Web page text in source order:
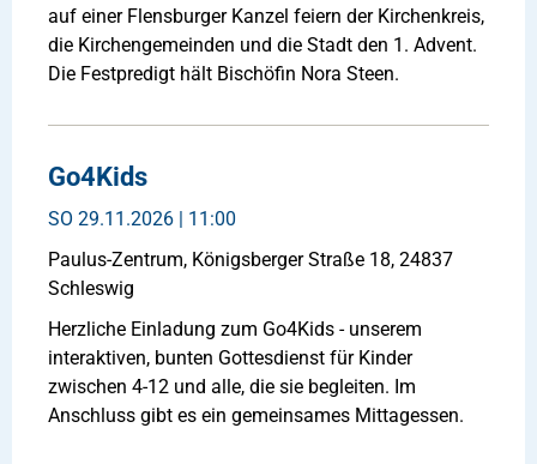
auf einer Flensburger Kanzel feiern der Kirchenkreis,
die Kirchengemeinden und die Stadt den 1. Advent.
Die Festpredigt hält Bischöfin Nora Steen.
Go4Kids
SO 29.11.2026 | 11:00
Paulus-Zentrum, Königsberger Straße 18, 24837
Schleswig
Herzliche Einladung zum Go4Kids - unserem
interaktiven, bunten Gottesdienst für Kinder
zwischen 4-12 und alle, die sie begleiten. Im
Anschluss gibt es ein gemeinsames Mittagessen.